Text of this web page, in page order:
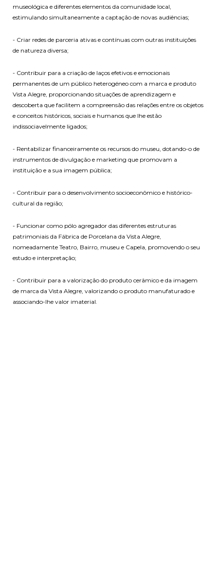
museológica e diferentes elementos da comunidade local,
estimulando simultaneamente a captação de novas audiências;
- Criar redes de parceria ativas e contínuas com outras instituições
de natureza diversa;
- Contribuir para a criação de laços efetivos e emocionais
permanentes de um público heterogéneo com a marca e produto
Vista Alegre, proporcionando situações de aprendizagem e
descoberta que facilitem a compreensão das relações entre os objetos
e conceitos históricos, sociais e humanos que lhe estão
indissociavelmente ligados;
- Rentabilizar financeiramente os recursos do museu, dotando-o de
instrumentos de divulgação e marketing que promovam a
instituição e a sua imagem pública;
- Contribuir para o desenvolvimento socioeconômico e histórico-
cultural da região;
- Funcionar como pólo agregador das diferentes estruturas
patrimoniais da Fábrica de Porcelana da Vista Alegre,
nomeadamente Teatro, Bairro, museu e Capela, promovendo o seu
estudo e interpretação;
- Contribuir para a valorização do produto cerâmico e da imagem
de marca da Vista Alegre, valorizando o produto manufaturado e
associando-lhe valor imaterial.